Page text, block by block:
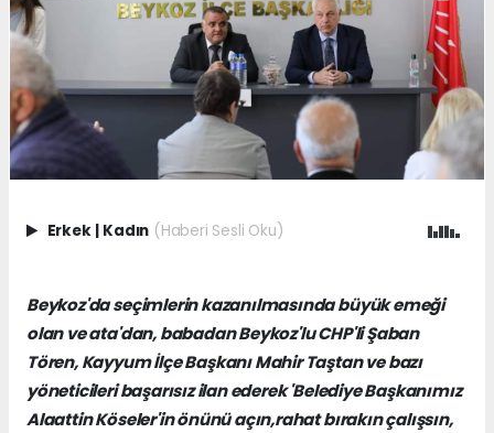
Erkek Kadın (Haberi Sesli Oku)
Beykoz'da seçimlerin kazanılmasında büyük emeği
olan ve ata'dan, babadan Beykoz'lu CHP'li Şaban
Tören, Kayyum İlçe Başkanı Mahir Taştan ve bazı
yöneticileri başarısız ilan ederek 'Belediye Başkanımız
Alaattin Köseler'in önünü açın,rahat bırakın çalışsın,